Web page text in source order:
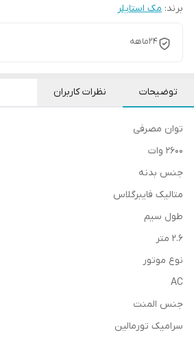
برند: مک استایلر
24ماهه
توضیحات نظرات کاربران
توان مصرفی
2600 وات
جنس بدنه
متالیک فایبرگلاس
طول سیم
2.6 متر
نوع موتور
AC
جنس المنت
سرامیک تورمالین